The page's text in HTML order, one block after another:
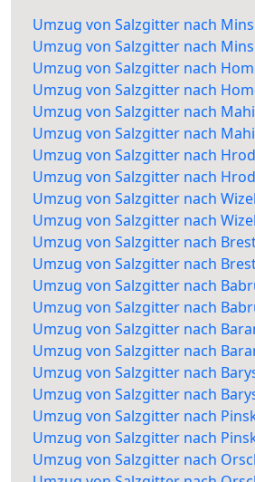
Umzug von Salzgitter nach
Umzug von Salzgitter nach
Umzug von Salzgitter nach
Umzug von Salzgitter nach
Umzug von Salzgitter nach
Umzug von Salzgitter nach
Umzug von Salzgitter nach
Umzug von Salzgitter nach
Umzug von Salzgitter nach
Umzug von Salzgitter nach
Umzug von Salzgitter nach
Umzug von Salzgitter nach
Umzug von Salzgitter nach
Umzug von Salzgitter nach
Umzug von Salzgitter nach
Umzug von Salzgitter nach
Umzug von Salzgitter nach
Umzug von Salzgitter nach
Umzug von Salzgitter nach
Umzug von Salzgitter nach
Umzug von Salzgitter nach